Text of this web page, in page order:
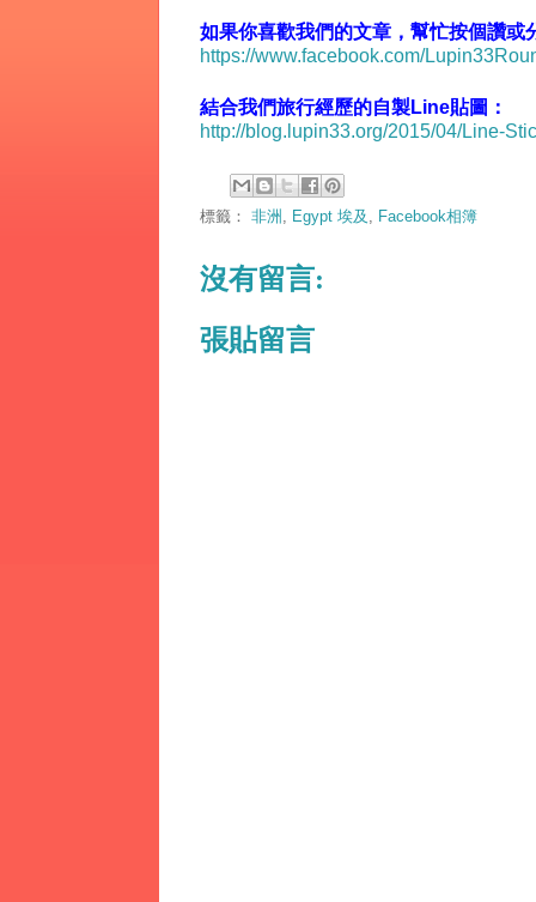
如果你喜歡我們的文章，幫忙按個讚或
https://www.facebook.com/
結合我們旅行經歷的自製Line貼圖：
http://blog.lupin33.org/2015/04/Line-
標籤： 非洲 Egypt 埃及 Facebook相簿
沒有留言:
張貼留言